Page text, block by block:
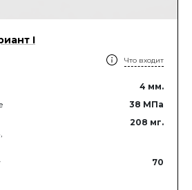
I
Что входит
4 мм.
38 МПа
208 мг.
70